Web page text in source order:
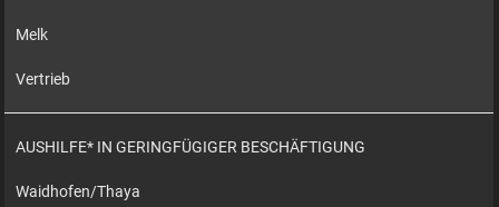
Melk
Vertrieb
AUSHILFE* IN GERINGFÜGIGER BESCHÄFTIGUNG
Waidhofen/Thaya